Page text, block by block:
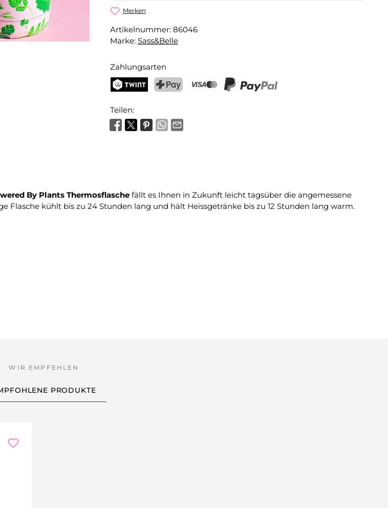
Merken
Artikelnummer: 86046
Marke: Sass&Belle
Zahlungsarten
Teilen:
By Plants Thermosflasche fällt es Ihnen in Zukunft leicht tagsüber die angemessene
Flasche kühlt bis zu 24 Stunden lang und hält Heissgetränke bis zu 12 Stunden lang warm.
PRODUKTE